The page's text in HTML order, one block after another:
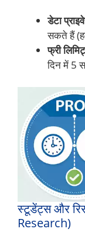
डेटा
सकते हैं
फ्री
दिन में 5
स्टूडेंट्स और
Research)